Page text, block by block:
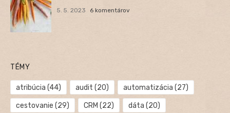
5. 5. 2023 6 komentárov
TÉMY
atribúcia (44) audit (20) automatizácia (27)
cestovanie (29) CRM (22) dáta (20)